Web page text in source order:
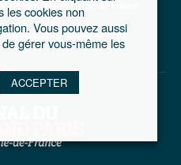
développement de l'Ile-de-France
de chaleur : la bataille de la
les cookies non
Vous pouvez aussi
gérer vous-même les
ACCEPTER